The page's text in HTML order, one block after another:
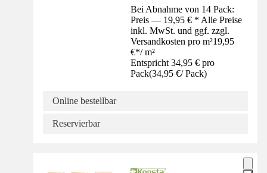
Bei Abnahme von 14 Pack:
Preis — 19,95 € * Alle Preise
inkl. MwSt. und ggf. zzgl.
Versandkosten pro m²19,95
€*/ m²
Entspricht 34,95 € pro
Pack(34,95 €/ Pack)
Online bestellbar
Reservierbar